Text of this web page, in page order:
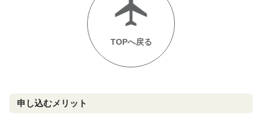
TOPへ戻る
申し込むメリット